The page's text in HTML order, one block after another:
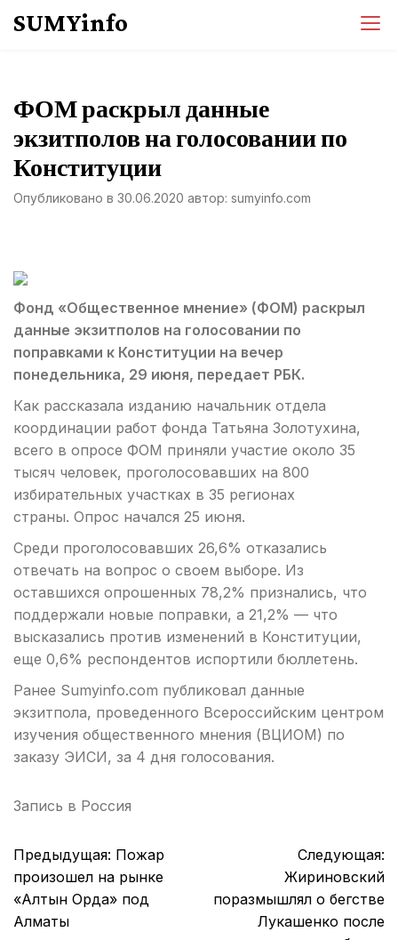
SUMYinfo
ФОМ раскрыл данные
экзитполов на голосовании по
Конституции
Опубликовано в 30.06.2020 автор: sumyinfo.com
Фонд «Общественное мнение» (ФОМ) раскрыл
данные экзитполов на голосовании по
поправками к Конституции на вечер
понедельника, 29 июня, передает РБК.
Как рассказала изданию начальник отдела
координации работ фонда Татьяна Золотухина,
всего в опросе ФОМ приняли участие около 35
тысяч человек, проголосовавших на 800
избирательных участках в 35 регионах
страны. Опрос начался 25 июня.
Среди проголосовавших 26,6% отказались
отвечать на вопрос о своем выборе. Из
оставшихся опрошенных 78,2% признались, что
поддержали новые поправки, а 21,2% — что
высказались против изменений в Конституции,
еще 0,6% респондентов испортили бюллетень.
Ранее Sumyinfo.com публиковал данные
экзитпола, проведенного Всероссийским центром
изучения общественного мнения (ВЦИОМ) по
заказу ЭИСИ, за 4 дня голосования.
Запись в Россия
Навигация
по
записям
Предыдущая: Пожар
произошел на рынке
«Алтын Орда» под
Алматы
Следующая:
Жириновский
поразмышлял о бегстве
Лукашенко после